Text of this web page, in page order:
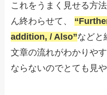
これをうまく見せる方
ん終わらせて、
addition, / Also”などと
文章の流れがわかりや
ならないのでとても見